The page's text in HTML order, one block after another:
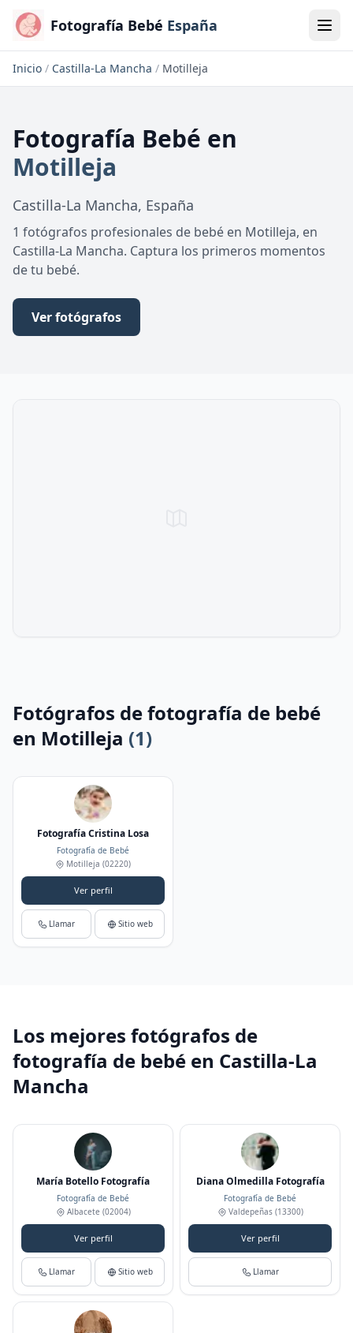
Fotografía Bebé España
Inicio / Castilla-La Mancha / Motilleja
Fotografía Bebé en
Motilleja
Castilla-La Mancha, España
1 fotógrafos profesionales de bebé en Motilleja, en
Castilla-La Mancha. Captura los primeros momentos
de tu bebé.
Ver fotógrafos
Fotógrafos de fotografía de bebé
en Motilleja (1)
Fotografía Cristina Losa
Fotografía de Bebé
Motilleja (02220)
Ver perfil
Llamar Sitio web
Los mejores fotógrafos de
fotografía de bebé en Castilla-La
Mancha
María Botello Fotografía
Fotografía de Bebé
Albacete (02004)
Ver perfil
Llamar Sitio web
Diana Olmedilla Fotografía
Fotografía de Bebé
Valdepeñas(13300)
Ver perfil
Llamar